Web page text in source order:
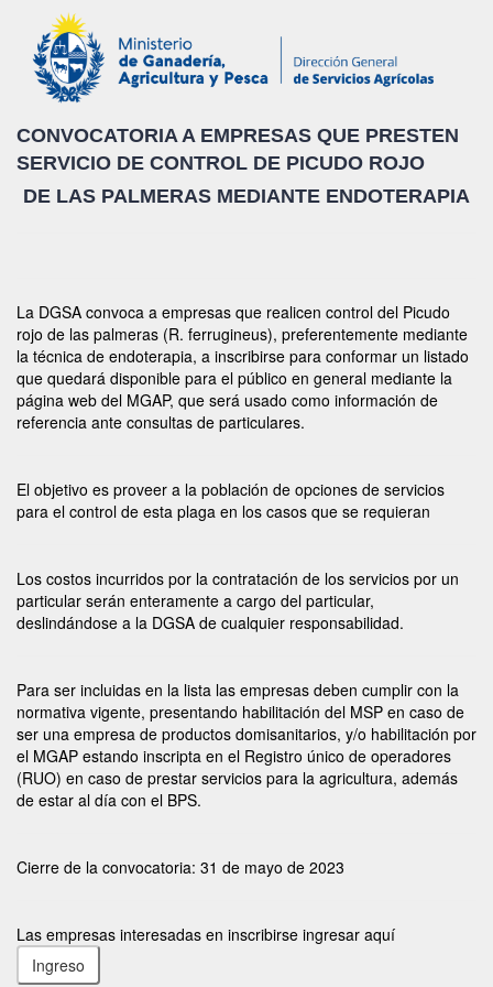
CONVOCATORIA A EMPRESAS QUE PRESTEN
SERVICIO DE CONTROL DE PICUDO ROJO
DE LAS PALMERAS MEDIANTE ENDOTERAPIA
La DGSA convoca a empresas que realicen control del Picudo
rojo de las palmeras (R. ferrugineus), preferentemente mediante
la técnica de endoterapia, a inscribirse para conformar un listado
que quedará disponible para el público en general mediante la
página web del MGAP, que será usado como información de
referencia ante consultas de particulares.
El objetivo es proveer a la población de opciones de servicios
para el control de esta plaga en los casos que se requieran
Los costos incurridos por la contratación de los servicios por un
particular serán enteramente a cargo del particular,
deslindándose a la DGSA de cualquier responsabilidad.
Para ser incluidas en la lista las empresas deben cumplir con la
normativa vigente, presentando habilitación del MSP en caso de
ser una empresa de productos domisanitarios, y/o habilitación por
el MGAP estando inscripta en el Registro único de operadores
(RUO) en caso de prestar servicios para la agricultura, además
de estar al día con el BPS.
Cierre de la convocatoria: 31 de mayo de 2023
Las empresas interesadas en inscribirse ingresar aquí